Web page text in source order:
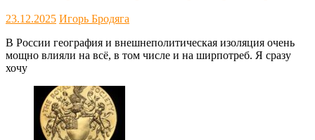
23.12.2025 Игорь Бродяга
В России география и внешнеполитическая изоляция очень
мощно влияли на всё, в том числе и на ширпотреб. Я сразу
хочу